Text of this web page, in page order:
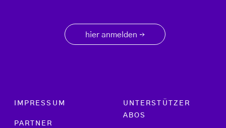
hier anmelden →
Footer menu
IMPRESSUM
PARTNER
UNTERSTÜTZER
ABOS